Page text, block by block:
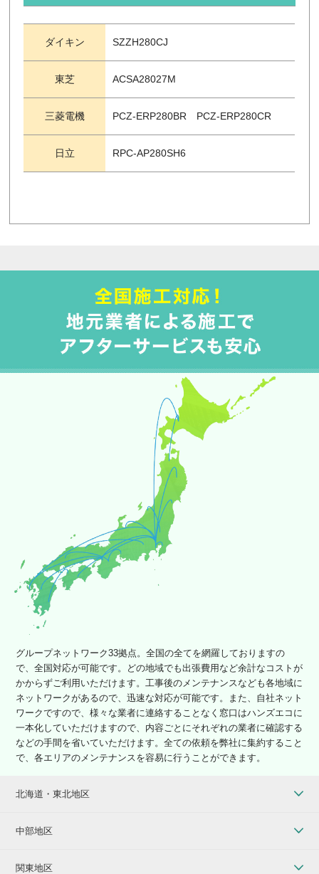
ダイキン SZZH280CJ
東芝 ACSA28027M
三菱電機 PCZ-ERP280BR PCZ-ERP280CR
日立 RPC-AP280SH6
グループネットワーク33拠点。全国の全てを網羅しておりますの
で、全国対応が可能です。どの地域でも出張費用など余計なコストが
かからずご利用いただけます。工事後のメンテナンスなども各地域に
ネットワークがあるので、迅速な対応が可能です。また、自社ネット
ワークですので、様々な業者に連絡することなく窓口はハンズエコに
一本化していただけますので、内容ごとにそれぞれの業者に確認する
などの手間を省いていただけます。全ての依頼を弊社に集約すること
で、各エリアのメンテナンスを容易に行うことができます。
北海道・東北地区
中部地区
関東地区